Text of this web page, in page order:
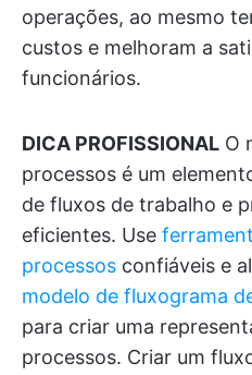
operações, ao mesmo
custos e melhoram a
funcionários.
DICA PROFISSIONAL O
processos é um
de fluxos de trabalho e
eficientes. Use
processos confiáveis e
modelo de fluxograma
para criar uma
processos. Criar um